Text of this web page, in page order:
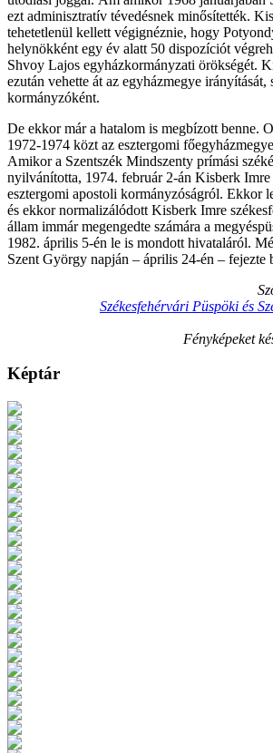
ezt adminisztratív tévedésnek minősítették.
tehetetlenül kellett végignéznie, hogy
helynökként egy év alatt 50 dispozíciót
Shvoy Lajos egyházkormányzati örökségét.
ezután vehette át az egyházmegye irányítását,
kormányzóként.
De ekkor már a hatalom is megbízott benne.
1972-1974 közt az esztergomi
Amikor a Szentszék Mindszenty prímási
nyilvánította, 1974. február 2-án Kisberk Imre
esztergomi apostoli kormányzóságról. Ekkor
és ekkor normalizálódott Kisberk Imre
állam immár megengedte számára a
1982. április 5-én le is mondott hivataláról.
Szent György napján – április 24-én – fejezte
Székesfehérvári Püspöki és
Fényképeket
Képtár